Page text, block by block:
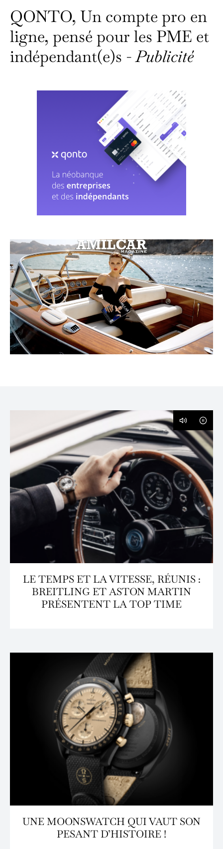
QONTO, Un compte pro en
ligne, pensé pour les PME et
indépendant(e)s -Publicité
LE TEMPS ET LA VITESSE, RÉUNIS :
BREITLING ET ASTON MARTIN
PRÉSENTENT LA TOP TIME
UNE MOONSWATCH QUI VAUT SON
PESANT D’HISTOIRE !